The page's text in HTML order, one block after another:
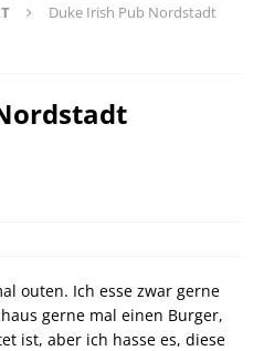
Duke Irish Pub Nordstadt
outen. Ich esse zwar gerne
gerne mal einen Burger,
ist, aber ich hasse es, diese